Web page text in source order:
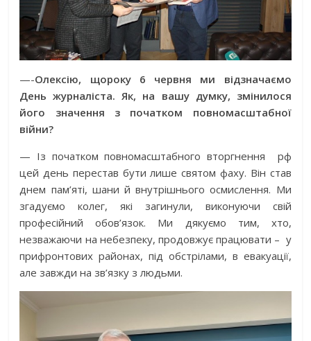
—-Олексію, щороку 6 червня ми відзначаємо
День журналіста. Як, на вашу думку, змінилося
його значення з початком повномасштабної
війни?
— Із початком повномасштабного вторгнення
рф
цей день перестав бути лише святом фаху. Він став
днем пам’яті, шани й внутрішнього осмислення. Ми
згадуємо колег, які загинули, виконуючи свій
професійний обов’язок. Ми дякуємо тим, хто,
незважаючи на небезпеку, продовжує працювати – у
прифронтових районах, під обстрілами, в евакуації,
але завжди на зв’язку з людьми.